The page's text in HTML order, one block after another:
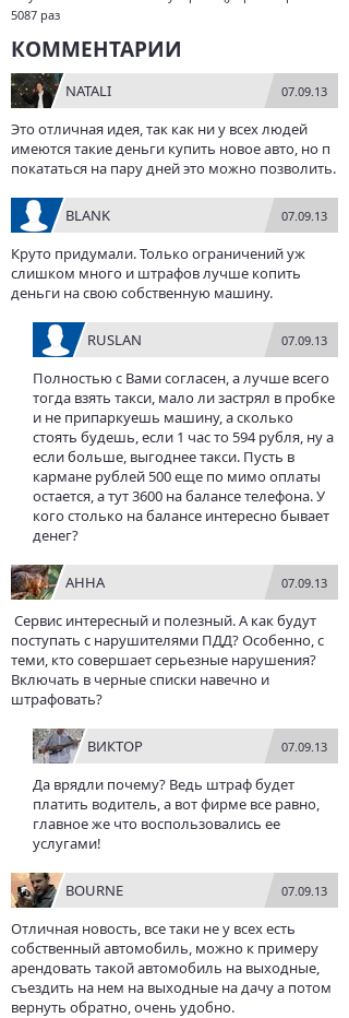
5087 раз
КОММЕНТАРИИ
NATALI 07.09.13
Это отличная идея, так как ни у всех людей
имеются такие деньги купить новое авто, но п
покататься на пару дней это можно позволить.
BLANK 07.09.13
Круто придумали. Только ограничений уж
слишком много и штрафов лучше копить
деньги на свою собственную машину.
RUSLAN 07.09.13
Полностью с Вами согласен, а лучше всего
тогда взять такси, мало ли застрял в пробке
и не припаркуешь машину, а сколько
стоять будешь, если 1 час то 594 рубля, ну а
если больше, выгоднее такси. Пусть в
кармане рублей 500 еще по мимо оплаты
остается, а тут 3600 на балансе телефона. У
кого столько на балансе интересно бывает
денег?
АННА 07.09.13
Сервис интересный и полезный. А как будут
поступать с нарушителями ПДД? Особенно, с
теми, кто совершает серьезные нарушения?
Включать в черные списки навечно и
штрафовать?
ВИКТОР 07.09.13
Да врядли почему? Ведь штраф будет
платить водитель, а вот фирме все равно,
главное же что воспользовались ее
услугами!
BOURNE 07.09.13
Отличная новость, все таки не у всех есть
собственный автомобиль, можно к примеру
арендовать такой автомобиль на выходные,
съездить на нем на выходные на дачу а потом
вернуть обратно, очень удобно.